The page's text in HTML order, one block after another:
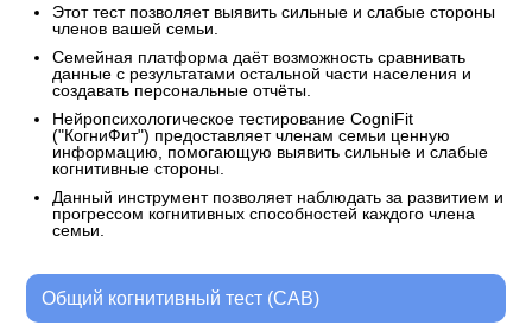
Этот тест позволяет выявить сильные и слабые стороны
членов вашей семьи.
Семейная платформа даёт возможность сравнивать
данные с результатами остальной части населения и
создавать персональные отчёты.
Нейропсихологическое тестирование CogniFit
("КогниФит") предоставляет членам семьи ценную
информацию, помогающую выявить сильные и слабые
когнитивные стороны.
Данный инструмент позволяет наблюдать за развитием и
прогрессом когнитивных способностей каждого члена
семьи.
Общий когнитивный тест (CAB)